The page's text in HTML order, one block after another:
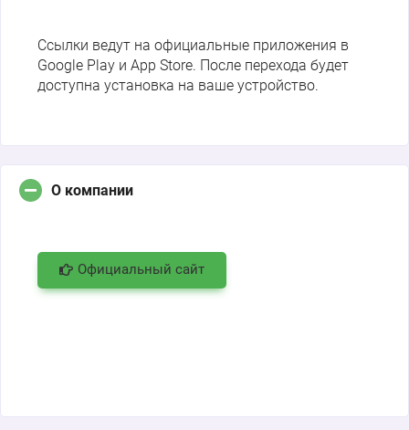
Ссылки ведут на официальные приложения в
Google Play и App Store. После перехода будет
доступна установка на ваше устройство.
О компании
Официальный сайт